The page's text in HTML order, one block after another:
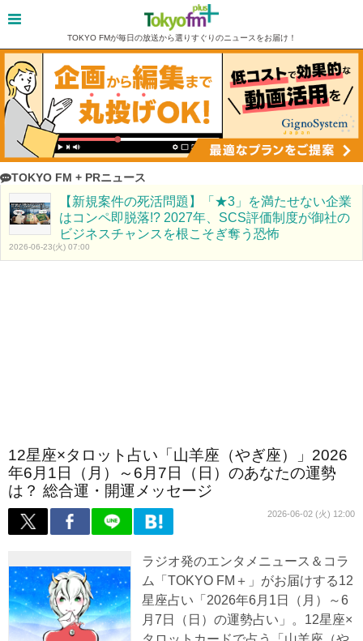
TOKYO FMが毎日の放送から選りすぐりのニュースをお届け！
TOKYO FM + PRニュース
【新規案件の死活問題】「★3」を満たせない企業
はコンペ即脱落!? 2027年、SCS評価制度が御社の
ビジネスチャンスを根こそぎ奪う恐怖
2026-06-23(火) 07:00
12星座×タロット占い「山羊座（やぎ座）」2026
年6月1日（月）～6月7日（日）のあなたの運勢
は？ 総合運・開運メッセージ
2026-06-02 (火) 12:00
ラジオ発のエンタメニュース＆コラ
ム「TOKYO FM＋」がお届けする12
星座占い「2026年6月1日（月）～6
月7日（日）の運勢占い」。12星座×